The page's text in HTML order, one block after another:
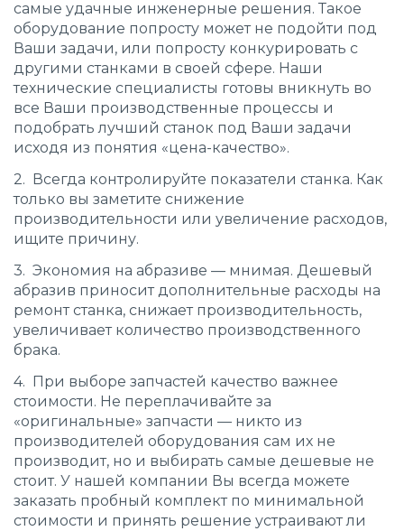
самые удачные инженерные решения. Такое
оборудование попросту может не подойти под
Ваши задачи, или попросту конкурировать с
другими станками в своей сфере. Наши
технические специалисты готовы вникнуть во
все Ваши производственные процессы и
подобрать лучший станок под Ваши задачи
исходя из понятия «цена-качество».
2. Всегда контролируйте показатели станка. Как
только вы заметите снижение
производительности или увеличение расходов,
ищите причину.
3. Экономия на абразиве — мнимая. Дешевый
абразив приносит дополнительные расходы на
ремонт станка, снижает производительность,
увеличивает количество производственного
брака.
4. При выборе запчастей качество важнее
стоимости. Не переплачивайте за
«оригинальные» запчасти — никто из
производителей оборудования сам их не
производит, но и выбирать самые дешевые не
стоит. У нашей компании Вы всегда можете
заказать пробный комплект по минимальной
стоимости и принять решение устраивают ли